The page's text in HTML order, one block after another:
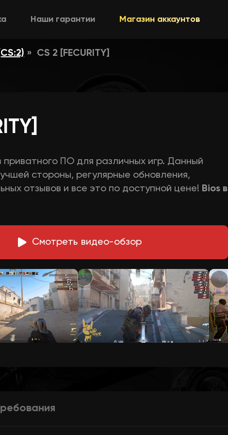
Наши гарантии Магазин аккаунтов
CS 2 [FECURITY]
ПО для различных игр. Данный
стороны, регулярные обновления,
отзывов и все это по доступной цене! Bios в
Смотреть видео-обзор